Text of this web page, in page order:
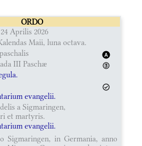
ORDO
Aprilis 2026
Maii, luna octava.
III Paschæ
evangelii.
a Sigmaringen,
et martyris.
evangelii.
Sigmaringen, in Germania, anno